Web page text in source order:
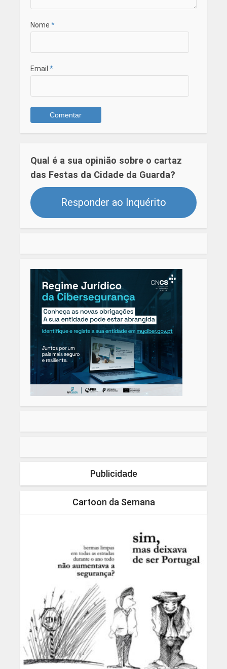
Nome *
Email *
Qual é a sua opinião sobre o cartaz
das Festas da Cidade da Guarda?
Responder ao Inquérito
Publicidade
Cartoon da Semana